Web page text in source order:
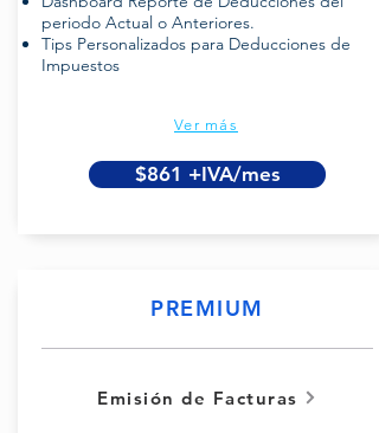
periodo Actual o Anteriores.
Tips Personalizados para Deducciones de
Impuestos
Ver más
$861 +IVA/mes
PREMIUM
Emisión de Facturas